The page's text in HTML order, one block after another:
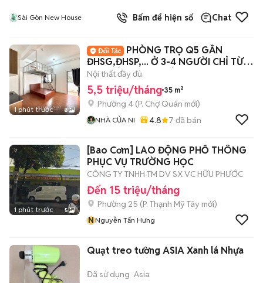
Sài Gòn New House Bấm để hiện số Chat
1 phút trước 8
PHÒNG TRỌ Q5 GẦN
ĐHSG,ĐHSP,... Ở 3-4 NGƯỜI CHỈ TỪ
5tr5 CÓ THANG MÁY
Nội thất đầy đủ
5,5 triệu/tháng 35 m²
Phường 4 (P. Chợ Quán mới)
NHÀ CỦA NI 4.8 7 đã bán
1 phút trước 5
[Bao Cơm] LAO ĐỘNG PHỔ THÔNG
PHỤC VỤ TRƯỜNG HỌC
CÔNG TY TNHH TM DV SX VC HỮU PHƯỚC
Đến 15 triệu/tháng
Phường 25 (P. Thạnh Mỹ Tây mới)
NNguyễn Tấn Hưng
Quạt treo tường ASIA Xanh lá Nhựa
Đã sử dụng Asia